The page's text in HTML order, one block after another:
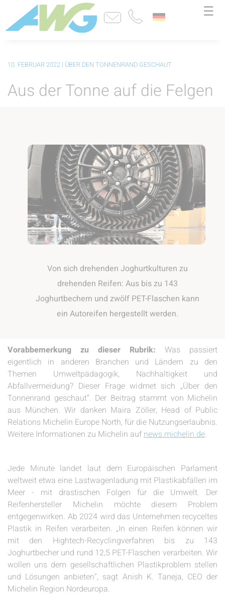
☰
10. FEBRUAR 2022 | ÜBER DEN TONNENRAND GESCHAUT
Aus der Tonne auf die Felgen
Von sich drehenden Joghurtkulturen zu
drehenden Reifen: Aus bis zu 143
Joghurtbechern und zwölf PET-Flaschen kann
ein Autoreifen hergestellt werden.
Vorabbemerkung zu dieser Rubrik: Was passiert
eigentlich in anderen Branchen und Ländern zu den
Themen Umweltpädagogik, Nachhaltigkeit und
Abfallvermeidung? Dieser Frage widmet sich „Über den
Tonnenrand geschaut“. Der Beitrag stammt von Michelin
aus München. Wir danken Maira Zöller, Head of Public
Relations Michelin Europe North, für die Nutzungserlaubnis.
Weitere Informationen zu Michelin aufnews.michelin.de.
Jede Minute landet laut dem Europäischen Parlament
weltweit etwa eine Lastwagenladung mit Plastikabfällen im
Meer - mit drastischen Folgen für die Umwelt. Der
Reifenhersteller Michelin möchte diesem Problem
entgegenwirken. Ab 2024 wird das Unternehmen recyceltes
Plastik in Reifen verarbeiten. „In einen Reifen können wir
mit den Hightech-Recyclingverfahren bis zu 143
Joghurtbecher und rund 12,5 PET-Flaschen verarbeiten. Wir
wollen uns dem gesellschaftlichen Plastikproblem stellen
und Lösungen anbieten", sagt Anish K. Taneja, CEO der
Michelin Region Nordeuropa.